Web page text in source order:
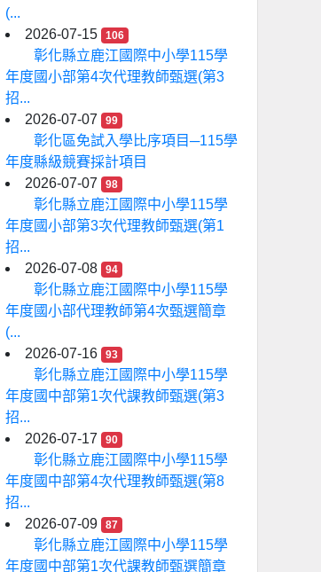
(...
2026-07-15
106
彰化縣立鹿江國際中小學115學
年度國小部第4次代理教師甄選(第3
招...
2026-07-07
99
彰化區免試入學比序項目─115學
年度縣級競賽採計項目
2026-07-07
98
彰化縣立鹿江國際中小學115學
年度國小部第3次代理教師甄選(第1
招...
2026-07-08
94
彰化縣立鹿江國際中小學115學
年度國小部代理教師第4次甄選簡章
(...
2026-07-16
93
彰化縣立鹿江國際中小學115學
年度國中部第1次代課教師甄選(第3
招...
2026-07-17
90
彰化縣立鹿江國際中小學115學
年度國中部第4次代理教師甄選(第8
招...
2026-07-09
87
彰化縣立鹿江國際中小學115學
年度國中部第1次代課教師甄選簡章